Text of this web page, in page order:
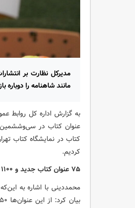
مدیرکل نظارت بر
مانند شاهنامه را دوباره
عنوان کتاب در سی‌وششمین
کردیم.
۷۵ عنوان کتاب جدید و ۱۱۰۰ عنوان تجدیدچاپی داریم